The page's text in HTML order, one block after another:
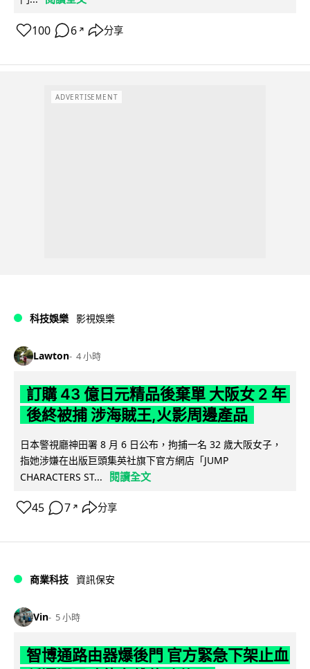
100 6 ↗ 分享
ADVERTISEMENT
科技娛樂 影視娛樂
Lawton 4 小時
訂購 43 億日元精品後棄單 大阪女 2 年
後終被捕 涉海賊王,火影周邊產品
日本警視廳神田署 8 月 6 日公布，拘捕一名 32 歲大阪女子，
指她涉嫌在出版巨頭集英社旗下官方網店「JUMP
CHARACTERS ST...
閱讀全文
45 7 ↗ 分享
商業科技 資訊保安
Vin 5 小時
智博通路由器爆後門 官方緊急下架止血